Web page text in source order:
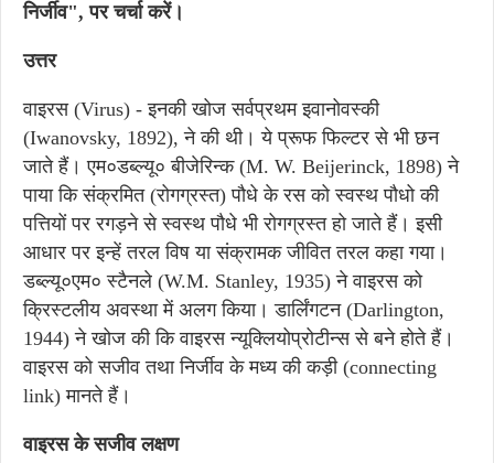
निर्जीव", पर चर्चा करें।
उत्तर
वाइरस (Virus) - इनकी खोज सर्वप्रथम इवानोवस्की
(Iwanovsky, 1892), ने की थी। ये प्रूफ फिल्टर से भी छन
जाते हैं। एम०डब्ल्यू० बीजेरिन्क (M. W. Beijerinck, 1898) ने
पाया कि संक्रमित (रोगग्रस्त) पौधे के रस को स्वस्थ पौधो की
पत्तियों पर रगड़ने से स्वस्थ पौधे भी रोगग्रस्त हो जाते हैं। इसी
आधार पर इन्हें तरल विष या संक्रामक जीवित तरल कहा गया।
डब्ल्यू०एम० स्टैनले (W.M. Stanley, 1935) ने वाइरस को
क्रिस्टलीय अवस्था में अलग किया। डार्लिंगटन (Darlington,
1944) ने खोज की कि वाइरस न्यूक्लियोप्रोटीन्स से बने होते हैं।
वाइरस को सजीव तथा निर्जीव के मध्य की कड़ी (connecting
link) मानते हैं।
वाइरस के सजीव लक्षण